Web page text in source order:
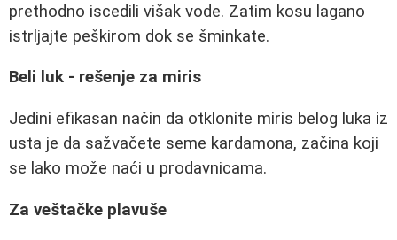
prethodno iscedili višak vode. Zatim kosu lagano
istrljajte peškirom dok se šminkate.
Beli luk - rešenje za miris
Jedini efikasan način da otklonite miris belog luka iz
usta je da sažvačete seme kardamona, začina koji
se lako može naći u prodavnicama.
Za veštačke plavuše